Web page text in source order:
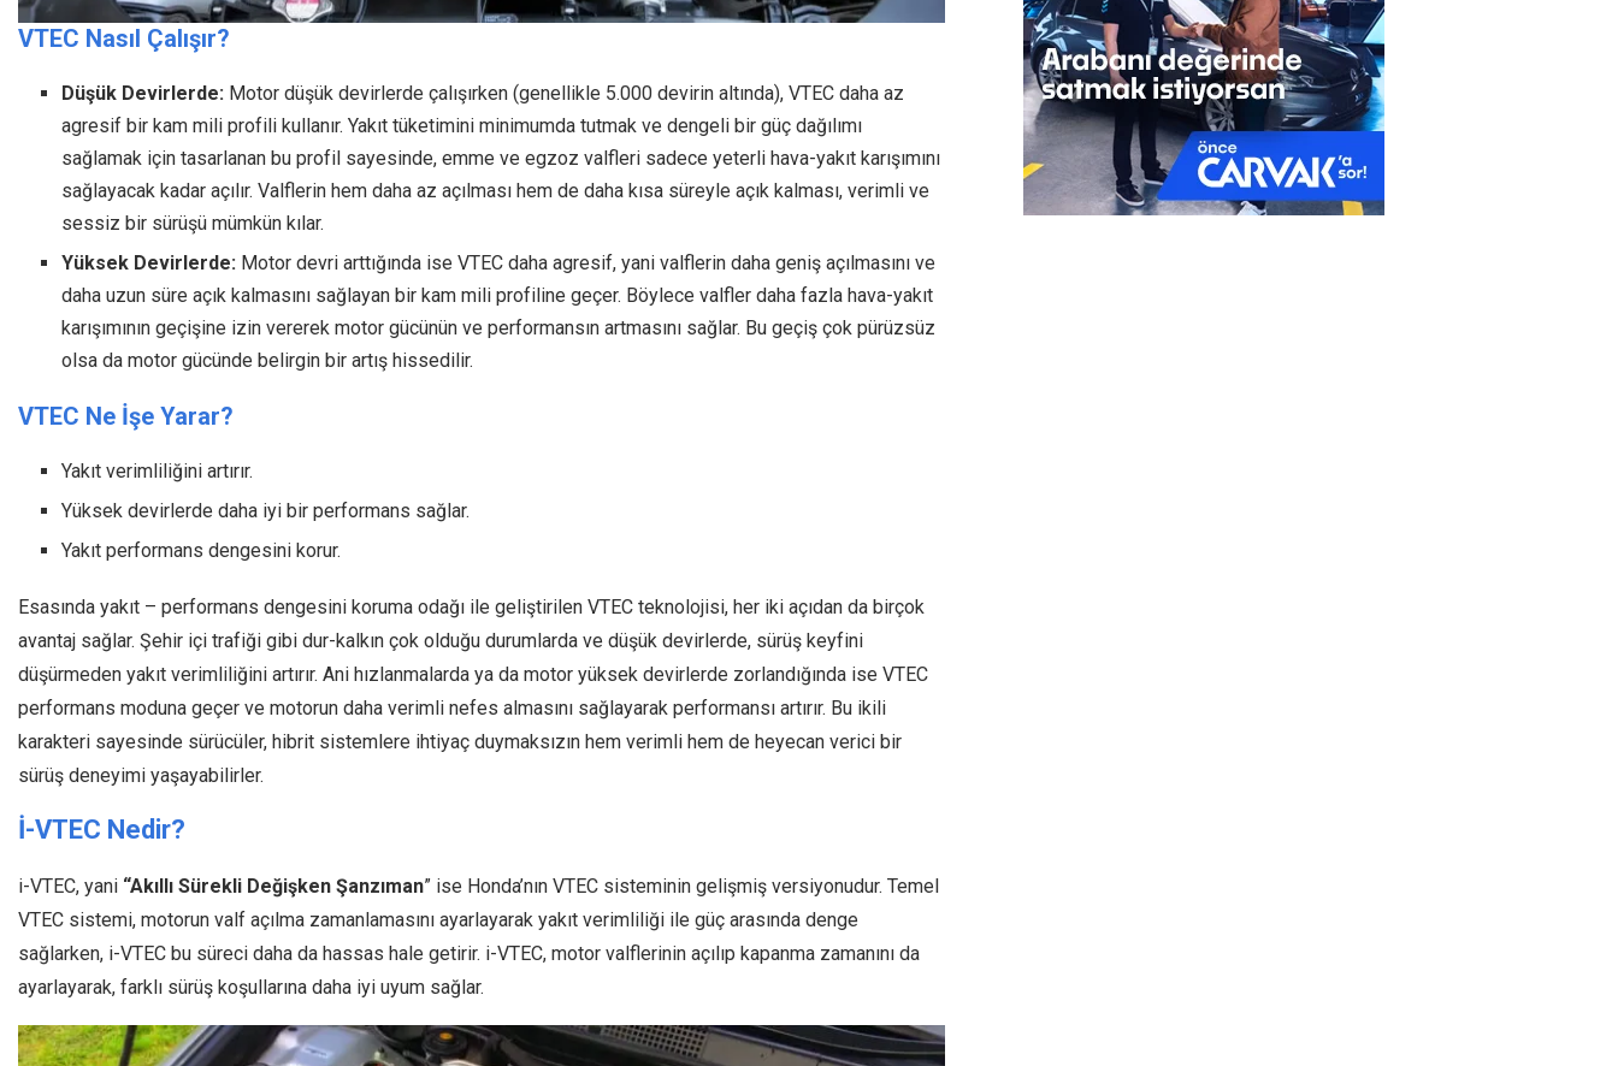
VTEC Nasıl Çalışır?
Düşük Devirlerde: Motor düşük devirlerde çalışırken (genellikle 5.000 devirin altında), VTEC daha az
agresif bir kam mili profili kullanır. Yakıt tüketimini minimumda tutmak ve dengeli bir güç dağılımı
sağlamak için tasarlanan bu profil sayesinde, emme ve egzoz valfleri sadece yeterli hava-yakıt karışımını
sağlayacak kadar açılır. Valflerin hem daha az açılması hem de daha kısa süreyle açık kalması, verimli ve
sessiz bir sürüşü mümkün kılar.
Yüksek Devirlerde: Motor devri arttığında ise VTEC daha agresif, yani valflerin daha geniş açılmasını ve
daha uzun süre açık kalmasını sağlayan bir kam mili profiline geçer. Böylece valfler daha fazla hava-yakıt
karışımının geçişine izin vererek motor gücünün ve performansın artmasını sağlar. Bu geçiş çok pürüzsüz
olsa da motor gücünde belirgin bir artış hissedilir.
VTEC Ne İşe Yarar?
Yakıt verimliliğini artırır.
Yüksek devirlerde daha iyi bir performans sağlar.
Yakıt performans dengesini korur.
Esasında yakıt – performans dengesini koruma odağı ile geliştirilen VTEC teknolojisi, her iki açıdan da birçok
avantaj sağlar. Şehir içi trafiği gibi dur-kalkın çok olduğu durumlarda ve düşük devirlerde, sürüş keyfini
düşürmeden yakıt verimliliğini artırır. Ani hızlanmalarda ya da motor yüksek devirlerde zorlandığında ise VTEC
performans moduna geçer ve motorun daha verimli nefes almasını sağlayarak performansı artırır. Bu ikili
karakteri sayesinde sürücüler, hibrit sistemlere ihtiyaç duymaksızın hem verimli hem de heyecan verici bir
sürüş deneyimi yaşayabilirler.
İ-VTEC Nedir?
i-VTEC, yani “Akıllı Sürekli Değişken Şanzıman” ise Honda’nın VTEC sisteminin gelişmiş versiyonudur. Temel
VTEC sistemi, motorun valf açılma zamanlamasını ayarlayarak yakıt verimliliği ile güç arasında denge
sağlarken, i-VTEC bu süreci daha da hassas hale getirir. i-VTEC, motor valflerinin açılıp kapanma zamanını da
ayarlayarak, farklı sürüş koşullarına daha iyi uyum sağlar.